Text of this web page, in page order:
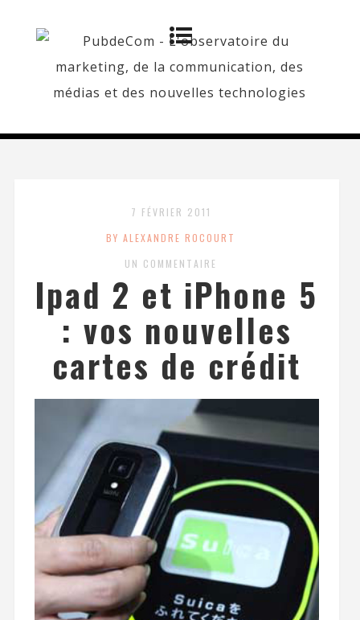
7 FÉVRIER 2011
BY ALEXANDRE ROCOURT
UN COMMENTAIRE
Ipad 2 et iPhone 5
: vos nouvelles
cartes de crédit